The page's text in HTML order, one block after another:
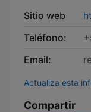
Sitio web
Teléfono:
Email:
Actualiza esta
Compartir